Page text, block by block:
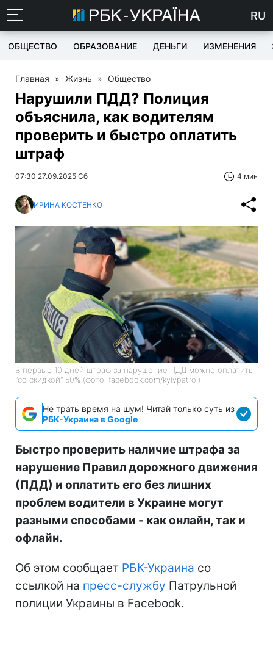
RU
ОБЩЕСТВО ОБРАЗОВАНИЕ ДЕНЬГИ ИЗМЕНЕНИЯ
Главная » Жизнь » Общество
Нарушили ПДД? Полиция
объяснила, как водителям
проверить и быстро оплатить
штраф
07:30 27.09.2025 Сб 4 мин
ИРИНА КОСТЕНКО
В первые 10 дней штраф за нарушение ПДД можно оплатить
"со скидкой" 50% (фото: facebook.com/kyivpatrol)
Не трать время на шум! Читай только суть из
РБК-Украина в Google
Быстро проверить наличие штрафа за
нарушение Правил дорожного движения
(ПДД) и оплатить его без лишних
проблем водители в Украине могут
разными способами - как онлайн, так и
офлайн.
Об этом сообщает РБК-Украина со
ссылкой на пресс-службу Патрульной
полиции Украины в Facebook.